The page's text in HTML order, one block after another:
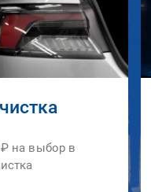
₽ на выбор в